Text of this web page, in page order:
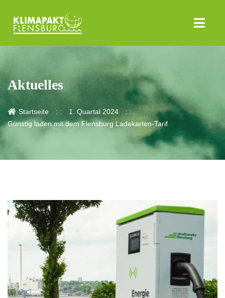
Aktuelles
Startseite
1. Quartal 2024
Günstig laden mit dem Flensburg Ladekarten-Tarif